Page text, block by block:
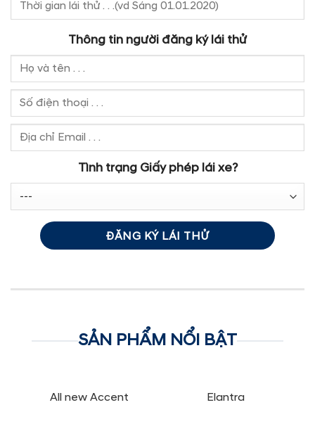
Thông tin người đăng ký lái thử
Tình trạng Giấy phép lái xe?
SẢN PHẨM NỔI BẬT
All new Accent Elantra